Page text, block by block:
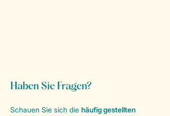
Haben Sie Fragen?
Schauen Sie sich die häufig gestellten